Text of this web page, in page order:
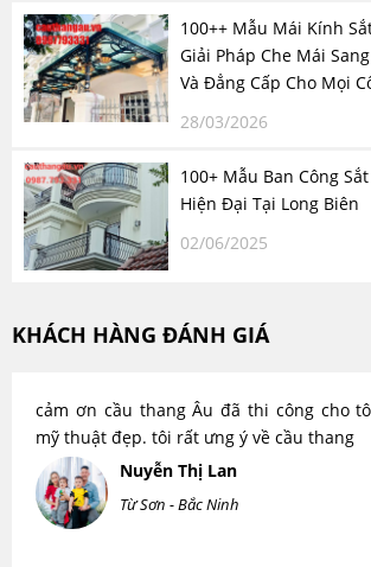
100++ Mẫu Mái Kính
Giải Pháp Che Mái
Và Đẳng Cấp Cho Mọi
28/03/2026
100+ Mẫu Ban Công
Hiện Đại Tại Long Biên
02/06/2025
KHÁCH HÀNG ĐÁNH GIÁ
cảm ơn cầu thang Âu đã thi công cho
mỹ thuật đẹp. tôi rất ưng ý về cầu thang
Nuyễn Thị Lan
Từ Sơn - Bắc Ninh